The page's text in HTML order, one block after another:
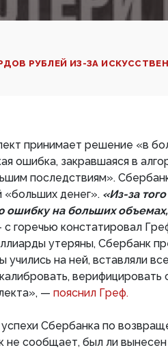
РУБЛЕЙ ИЗ-ЗА
принимает решение «в
ошибка, закравшаяся в
последствиям».
«больших денег». «Из-за
ошибку на больших
с горечью констатировал
утеряны, Сбербанк
учились на ней, вставляли
верифицировать
— пояснил Греф.
успехи Сбербанка по
сообщает, был ли